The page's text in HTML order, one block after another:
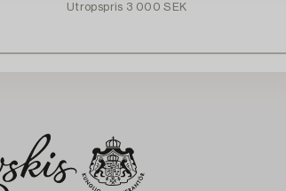
Utropspris 3 000 SEK